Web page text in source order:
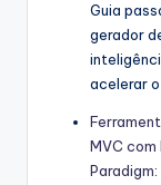
Guia
gerador
acelerar
MVC
Paradigm